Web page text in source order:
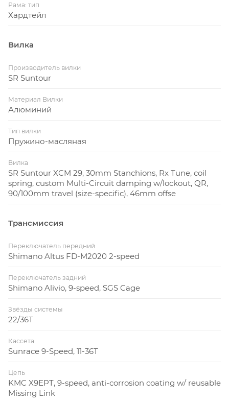
Рама: тип
Хардтейл
Вилка
Производитель вилки
SR Suntour
Материал Вилки
Алюминий
Тип вилки
Пружино-масляная
Вилка
SR Suntour XCM 29, 30mm Stanchions, Rx Tune, coil
spring, custom Multi-Circuit damping w/lockout, QR,
90/100mm travel (size-specific), 46mm offse
Трансмиссия
Переключатель передний
Shimano Altus FD-M2020 2-speed
Переключатель задний
Shimano Alivio, 9-speed, SGS Cage
Звёзды системы
22/36T
Кассета
Sunrace 9-Speed, 11-36T
Цепь
KMC X9EPT, 9-speed, anti-corrosion coating w/ reusable
Missing Link